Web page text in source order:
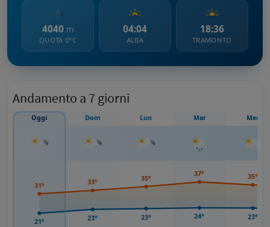
4040 m
QUOTA 0°C
04:04
ALBA
18:36
TRAMONTO
Andamento a 7 giorni
Oggi Dom Lun Mar Mer
31°
21°
33°
23°
35°
23°
37°
24°
35°
23°